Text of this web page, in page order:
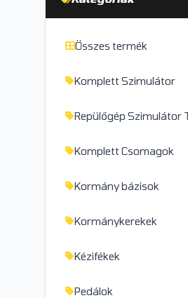
Összes termék
Komplett Szimulátor
Repülőgép Szimulátor
Komplett Csomagok
Kormány bázisok
Kormánykerekek
Kézifékek
Pedálok